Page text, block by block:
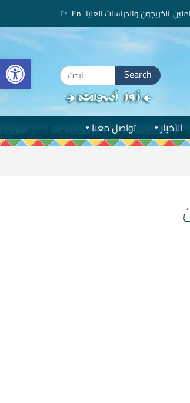
الخريجون والدراسات العليا
Search
for:
تواصل معنا الأخبار